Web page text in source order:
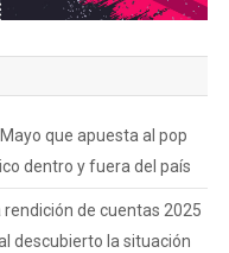
que apuesta al pop
dentro y fuera del país
rendición de cuentas 2025
descubierto la situación